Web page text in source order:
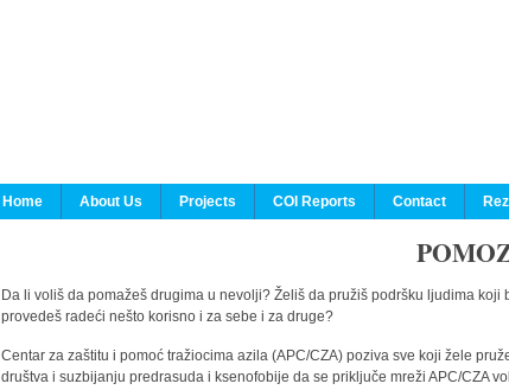
Home
About Us Projects COI Reports Contact
Da li voliš da pomažeš drugima u nevolji? Želiš da pružiš podršku ljudima
provedeš radeći nešto korisno i za sebe i za druge?
Centar za zaštitu i pomoć tražiocima azila (APC/CZA) poziva sve koji žele
društva i suzbijanju predrasuda i ksenofobije da se priključe mreži APC/CZA